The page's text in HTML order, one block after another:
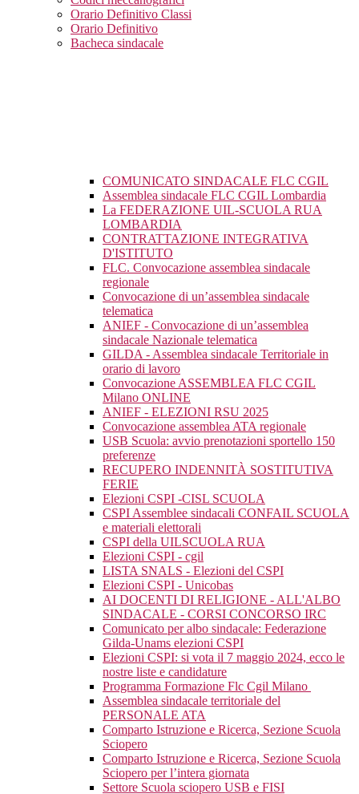
Orario Definitivo Classi
Orario Definitivo
Bacheca sindacale
COMUNICATO SINDACALE FLC CGIL
Assemblea sindacale FLC CGIL Lombardia
La FEDERAZIONE UIL-SCUOLA RUA
LOMBARDIA
CONTRATTAZIONE INTEGRATIVA
D'ISTITUTO
FLC. Convocazione assemblea sindacale
regionale
Convocazione di un’assemblea sindacale
telematica
ANIEF - Convocazione di un’assemblea
sindacale Nazionale telematica
GILDA - Assemblea sindacale Territoriale in
orario di lavoro
Convocazione ASSEMBLEA FLC CGIL
Milano ONLINE
ANIEF - ELEZIONI RSU 2025
Convocazione assemblea ATA regionale
USB Scuola: avvio prenotazioni sportello 150
preferenze
RECUPERO INDENNITÀ SOSTITUTIVA
FERIE
Elezioni CSPI -CISL SCUOLA
CSPI Assemblee sindacali CONFAIL SCUOLA
e materiali elettorali
CSPI della UILSCUOLA RUA
Elezioni CSPI - cgil
LISTA SNALS - Elezioni del CSPI
Elezioni CSPI - Unicobas
AI DOCENTI DI RELIGIONE - ALL'ALBO
SINDACALE - CORSI CONCORSO IRC
Comunicato per albo sindacale: Federazione
Gilda-Unams elezioni CSPI
Elezioni CSPI: si vota il 7 maggio 2024, ecco le
nostre liste e candidature
Programma Formazione Flc Cgil Milano
Assemblea sindacale territoriale del
PERSONALE ATA
Comparto Istruzione e Ricerca, Sezione Scuola
Sciopero
Comparto Istruzione e Ricerca, Sezione Scuola
Sciopero per l’intera giornata
Settore Scuola sciopero USB e FISI